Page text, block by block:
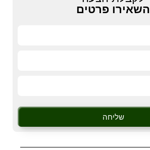
השאירו פרטים
שליחה